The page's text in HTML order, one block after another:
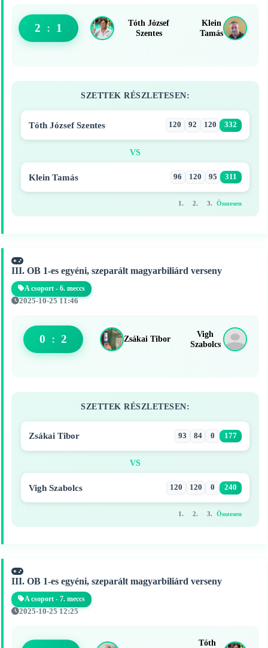
Tóth József
Szentes
2 : 1
Klein
Tamás
SZETTEK RÉSZLETESEN:
Tóth József Szentes 120 92 120 332
VS
Klein Tamás 96 120 95 311
1. 2. 3. Összesen
III. OB 1-es egyéni, szeparált magyarbiliárd verseny
A csoport - 6. meccs
2025-10-25 11:46
Zsákai Tibor
0 : 2
Vigh
Szabolcs
SZETTEK RÉSZLETESEN:
Zsákai Tibor 93 84 0 177
VS
Vigh Szabolcs 120 120 0 240
1. 2. 3. Összesen
III. OB 1-es egyéni, szeparált magyarbiliárd verseny
A csoport - 7. meccs
2025-10-25 12:25
Tóth